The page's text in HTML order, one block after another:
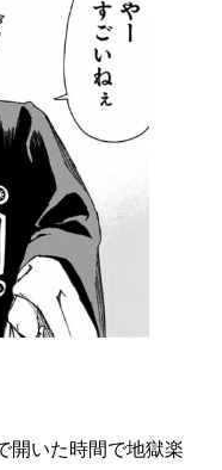
開いた時間で地獄楽